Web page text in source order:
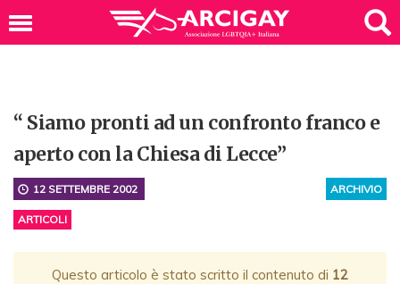
“ Siamo pronti ad un confronto franco e
aperto con la Chiesa di Lecce”
ARCHIVIO
12 SETTEMBRE 2002
ARTICOLI
Questo articolo è stato scritto il contenuto di 12